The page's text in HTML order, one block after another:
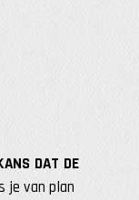
DAT DE
je van plan